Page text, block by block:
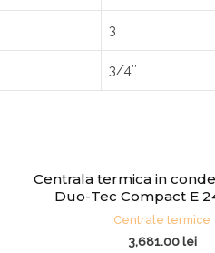
3
3/4″
Centrala termica in
Duo-Tec Compact E
Centrale termice
3,681.00 lei